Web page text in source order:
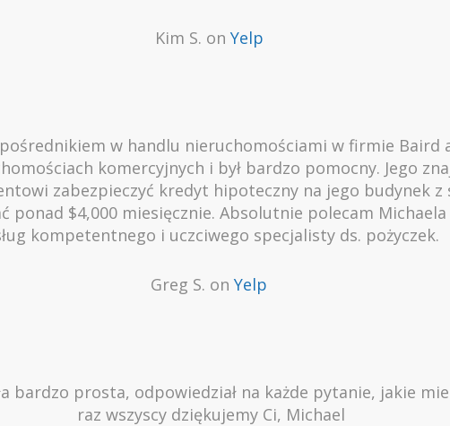
Kim S. on Yelp
w handlu nieruchomościami w firmie Baird
komercyjnych i był bardzo pomocny. Jego
zabezpieczyć kredyt hipoteczny na jego budynek
ponad $4,000 miesięcznie. Absolutnie polecam
kompetentnego i uczciwego specjalisty ds. pożyczek.
Greg S. on Yelp
bardzo prosta, odpowiedział na każde pytanie, jakie
raz wszyscy dziękujemy Ci, Michael